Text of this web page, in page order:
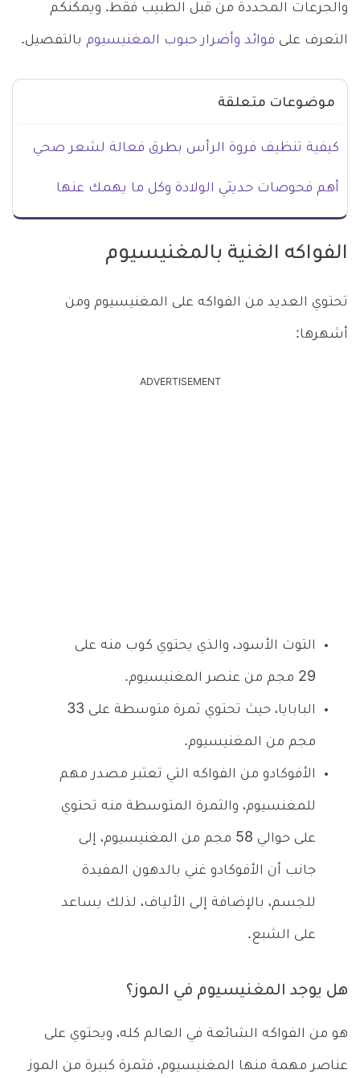
والجرعات المحددة من قبل الطبيب فقط. ويمكنكم
التعرف على فوائد وأضرار حبوب المغنيسيوم بالتفصيل.
موضوعات متعلقة
كيفية تنظيف فروة الرأس بطرق فعالة لشعر صحي
أهم فحوصات حديثي الولادة وكل ما يهمك عنها
الفواكه الغنية بالمغنيسيوم
تحتوي العديد من الفواكه على المغنيسيوم ومن
أشهرها:
ADVERTISEMENT
التوت الأسود، والذي يحتوي كوب منه على
29 مجم من عنصر المغنيسيوم.
البابايا، حيث تحتوي ثمرة متوسطة على 33
مجم من المغنيسيوم.
الأفوكادو من الفواكه التي تعتبر مصدر مهم
للمغنسيوم، والثمرة المتوسطة منه تحتوي
على حوالي 58 مجم من المغنيسيوم، إلى
جانب أن الأفوكادو غني بالدهون المفيدة
للجسم، بالإضافة إلى الألياف، لذلك يساعد
على الشبع.
هل يوجد المغنيسيوم في الموز؟
هو من الفواكه الشائعة في العالم كله، ويحتوي على
عناصر مهمة منها المغنيسيوم، فثمرة كبيرة من الموز